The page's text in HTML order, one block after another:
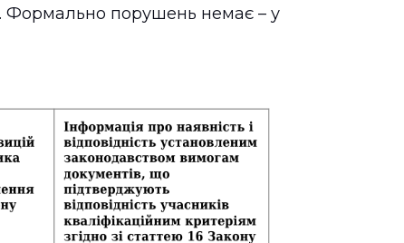
Формально порушень немає – у